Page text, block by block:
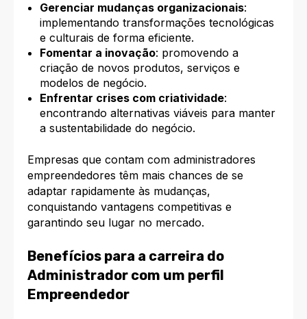
Gerenciar mudanças organizacionais:
implementando transformações tecnológicas
e culturais de forma eficiente.
Fomentar a inovação: promovendo a
criação de novos produtos, serviços e
modelos de negócio.
Enfrentar crises com criatividade:
encontrando alternativas viáveis para manter
a sustentabilidade do negócio.
Empresas que contam com administradores
empreendedores têm mais chances de se
adaptar rapidamente às mudanças,
conquistando vantagens competitivas e
garantindo seu lugar no mercado.
Benefícios para a carreira do
Administrador com um perfil
Empreendedor